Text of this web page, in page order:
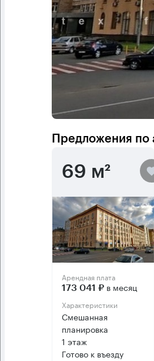
Предложения по
69 м²
Арендная плата
173 041 ₽ в месяц
Характеристики
Смешанная
планировка
1 этаж
Готово к въезду